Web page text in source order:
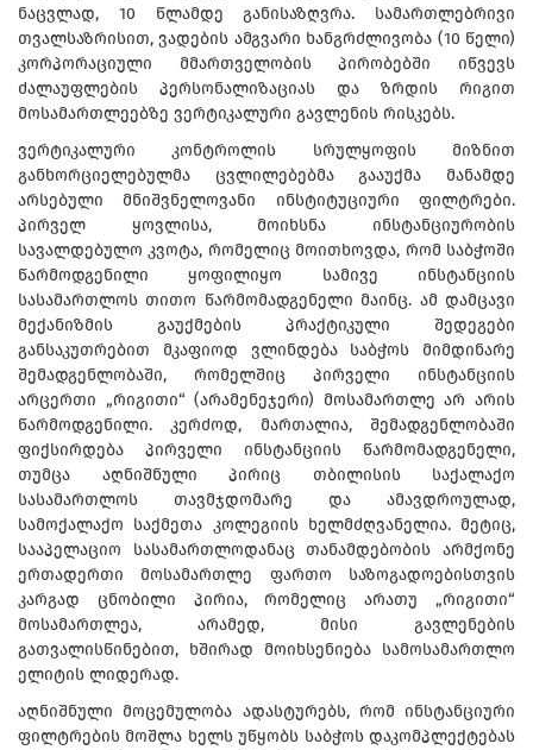
ნაცვლად, 10 წლამდე განისაზღვრა. სამართლებრივი
თვალსაზრისით, ვადების ამგვარი ხანგრძლივობა (10 წელი)
კორპორაციული მმართველობის პირობებში იწვევს
ძალაუფლების პერსონალიზაციას და ზრდის რიგით
მოსამართლეებზე ვერტიკალური გავლენის რისკებს.
ვერტიკალური კონტროლის სრულყოფის მიზნით
განხორციელებულმა ცვლილებებმა გააუქმა მანამდე
არსებული მნიშვნელოვანი ინსტიტუციური ფილტრები.
პირველ ყოვლისა, მოიხსნა ინსტანციურობის
სავალდებულო კვოტა, რომელიც მოითხოვდა, რომ საბჭოში
წარმოდგენილი ყოფილიყო სამივე ინსტანციის
სასამართლოს თითო წარმომადგენელი მაინც. ამ დამცავი
მექანიზმის გაუქმების პრაქტიკული შედეგები
განსაკუთრებით მკაფიოდ ვლინდება საბჭოს მიმდინარე
შემადგენლობაში, რომელშიც პირველი ინსტანციის
არცერთი „რიგითი“ (არამენეჯერი) მოსამართლე არ არის
წარმოდგენილი. კერძოდ, მართალია, შემადგენლობაში
ფიქსირდება პირველი ინსტანციის წარმომადგენელი,
თუმცა აღნიშნული პირიც თბილისის საქალაქო
სასამართლოს თავმჯდომარე და ამავდროულად,
სამოქალაქო საქმეთა კოლეგიის ხელმძღვანელია. მეტიც,
სააპელაციო სასამართლოდანაც თანამდებობის არმქონე
ერთადერთი მოსამართლე ფართო საზოგადოებისთვის
კარგად ცნობილი პირია, რომელიც არათუ „რიგითი“
მოსამართლეა, არამედ, მისი გავლენების
გათვალისწინებით, ხშირად მოიხსენიება სამოსამართლო
ელიტის ლიდერად.
აღნიშნული მოცემულობა ადასტურებს, რომ ინსტანციური
ფილტრების მოშლა ხელს უწყობს საბჭოს დაკომპლექტებას